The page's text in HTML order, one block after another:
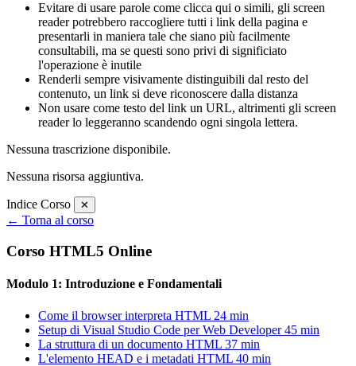
Evitare di usare parole come clicca qui o simili, gli screen
reader potrebbero raccogliere tutti i link della pagina e
presentarli in maniera tale che siano più facilmente
consultabili, ma se questi sono privi di significiato
l'operazione è inutile
Renderli sempre visivamente distinguibili dal resto del
contenuto, un link si deve riconoscere dalla distanza
Non usare come testo del link un URL, altrimenti gli screen
reader lo leggeranno scandendo ogni singola lettera.
Nessuna trascrizione disponibile.
Nessuna risorsa aggiuntiva.
Indice Corso ✕
← Torna al corso
Corso HTML5 Online
Modulo 1: Introduzione e Fondamentali
Come il browser interpreta HTML 24 min
Setup di Visual Studio Code per Web Developer45 min
La struttura di un documento HTML 37 min
L'elemento HEAD e i metadati HTML 40 min